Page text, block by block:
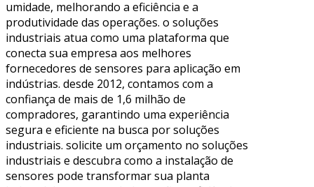
umidade, melhorando a eficiência e a
produtividade das operações. o soluções
industriais atua como uma plataforma que
conecta sua empresa aos melhores
fornecedores de sensores para aplicação em
indústrias. desde 2012, contamos com a
confiança de mais de 1,6 milhão de
compradores, garantindo uma experiência
segura e eficiente na busca por soluções
industriais. solicite um orçamento no soluções
industriais e descubra como a instalação de
sensores pode transformar sua planta